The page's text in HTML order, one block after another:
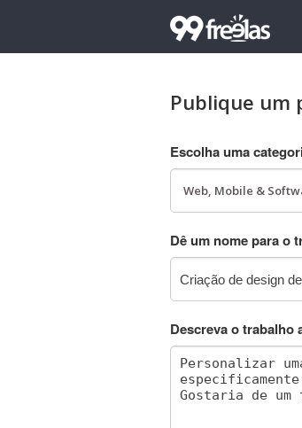
Publique um
Escolha uma
Dê um nome para o
Descreva o trabalho